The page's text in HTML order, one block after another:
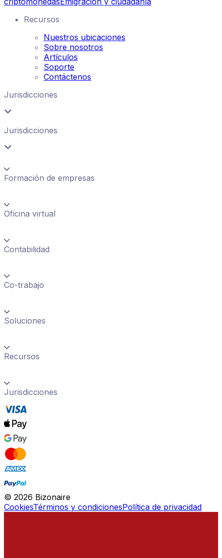
Recursos
Nuestros ubicaciones
Sobre nosotros
Artículos
Soporte
Contáctenos
Jurisdicciones
Jurisdicciones
Formación de empresas
Oficina virtual
Contabilidad
Co-trabajo
Soluciones
Recursos
Jurisdicciones
© 2026 Bizonaire
CookiesTérminos y condicionesPolítica de privacidad